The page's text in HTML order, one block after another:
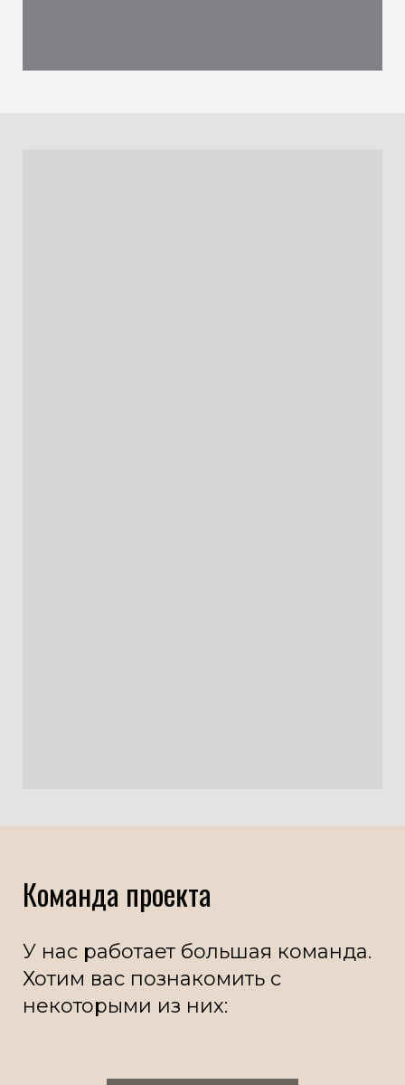
Команда проекта
У нас работает большая команда.
Хотим вас познакомить с
некоторыми из них: